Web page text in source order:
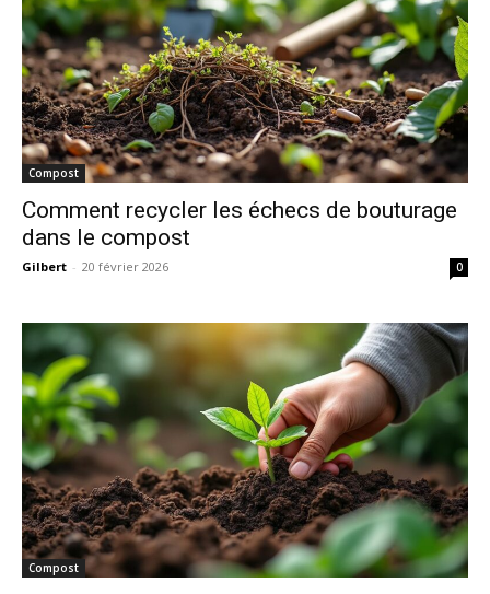
Compost
Comment recycler les échecs de bouturage
dans le compost
Gilbert - 20 février 2026 0
Compost